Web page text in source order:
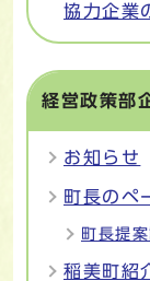
協力企業
経営政策部
お知らせ
町長のペ
町長提
稲美町紹